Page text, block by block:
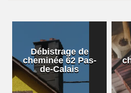
Débistrage de
cheminée 62 Pas-
de-Calais